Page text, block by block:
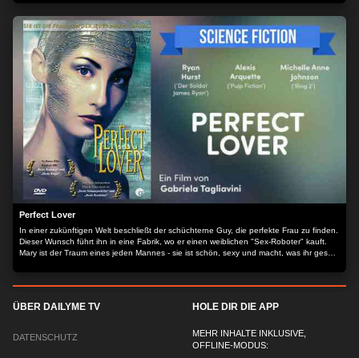
Perfect Lover
In einer zukünftigen Welt beschließt der schüchterne Guy, die perfekte Frau zu finden.
Dieser Wunsch führt ihn in eine Fabrik, wo er einen weiblichen "Sex-Roboter" kauft.
Mary ist der Traum eines jeden Mannes - sie ist schön, sexy und macht, was ihr gesagt
ÜBER DAILYME TV
DATENSCHUTZ
HOLE DIR DIE APP
MEHR INHALTE INKLUSIVE,
OFFLINE-MODUS: